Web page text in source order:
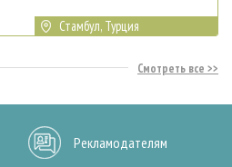
Стамбул, Турция
Смотреть все
Рекламодателям